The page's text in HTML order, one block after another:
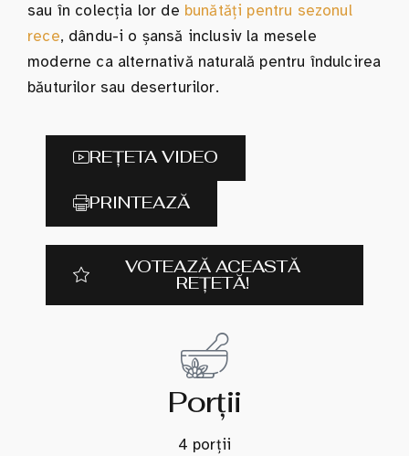
sau în colecția lor de bunătăți pentru sezonul
rece, dându-i o șansă inclusiv la mesele
moderne ca alternativă naturală pentru îndulcirea
băuturilor sau deserturilor.
REȚETA VIDEO
PRINTEAZĂ
VOTEAZĂ ACEASTĂ
REȚETĂ!
Porții
4 porții